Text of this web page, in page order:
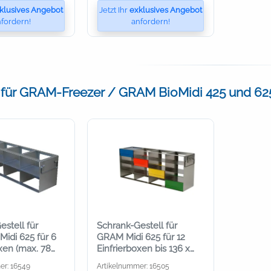
Angebot
Jetzt Ihr exklusives Angebot
anfordern!
GRAM-Freezer / GRAM BioMidi 425 und
für
625 für 6
(max. 78
16549
Schrank-Gestell für
GRAM Midi 625 für 12
Einfrierboxen bis 136 x
136 mm x 53 mm
Artikelnummer: 16505